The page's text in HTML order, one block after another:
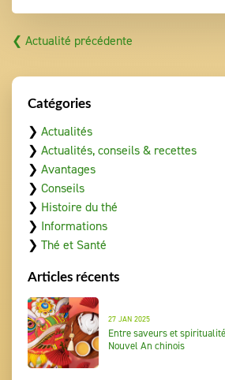
❮ Actualité précédente
Catégories
❯ Actualités
❯ Actualités, conseils & recettes
❯ Avantages
❯ Conseils
❯ Histoire du thé
❯ Informations
❯ Thé et Santé
Articles récents
27 JAN 2025
Entre saveurs et
Nouvel An chinois